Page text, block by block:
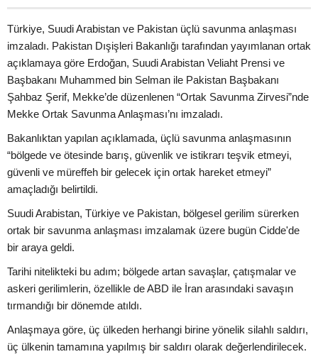
Türkiye, Suudi Arabistan ve Pakistan üçlü savunma anlaşması
imzaladı. Pakistan Dışişleri Bakanlığı tarafından yayımlanan ortak
açıklamaya göre Erdoğan, Suudi Arabistan Veliaht Prensi ve
Başbakanı Muhammed bin Selman ile Pakistan Başbakanı
Şahbaz Şerif, Mekke’de düzenlenen “Ortak Savunma Zirvesi”nde
Mekke Ortak Savunma Anlaşması’nı imzaladı.
Bakanlıktan yapılan açıklamada, üçlü savunma anlaşmasının
“bölgede ve ötesinde barış, güvenlik ve istikrarı teşvik etmeyi,
güvenli ve müreffeh bir gelecek için ortak hareket etmeyi”
amaçladığı belirtildi.
Suudi Arabistan, Türkiye ve Pakistan, bölgesel gerilim sürerken
ortak bir savunma anlaşması imzalamak üzere bugün Cidde'de
bir araya geldi.
Tarihi nitelikteki bu adım; bölgede artan savaşlar, çatışmalar ve
askeri gerilimlerin, özellikle de ABD ile İran arasındaki savaşın
tırmandığı bir dönemde atıldı.
Anlaşmaya göre, üç ülkeden herhangi birine yönelik silahlı saldırı,
üç ülkenin tamamına yapılmış bir saldırı olarak değerlendirilecek.